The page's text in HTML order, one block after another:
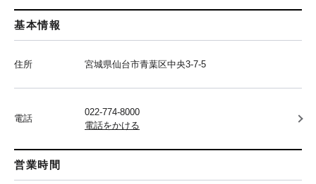
基本情報
住所 宮城県仙台市青葉区中央3-7-5
電話
022-774-8000
電話をかける
営業時間